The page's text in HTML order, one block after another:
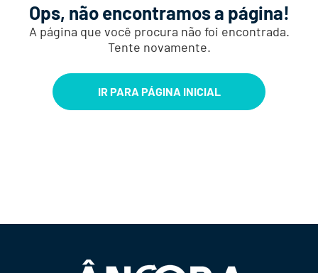
Ops, não encontramos a página!
A página que você procura não foi encontrada.
Tente novamente.
IR PARA PÁGINA INICIAL